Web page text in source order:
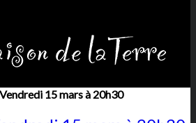
15 mars à 20h30